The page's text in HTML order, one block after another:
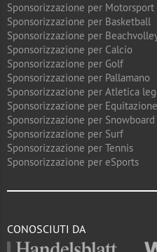
Sponsorizzazione per Motorsport
Sponsorizzazione per Basketball
Sponsorizzazione per
Sponsorizzazione per Calcio
Sponsorizzazione per Golf
Sponsorizzazione per Pallamano
Sponsorizzazione per Atletica
Sponsorizzazione per Equitazione
Sponsorizzazione per Snowboard
Sponsorizzazione per Surf
Sponsorizzazione per Tennis
Sponsorizzazione per eSports
CONOSCIUTI DA